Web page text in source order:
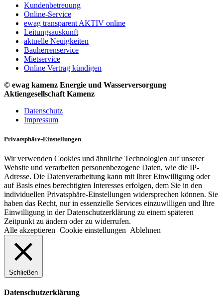
Kundenbetreuung
Online-Service
ewag transparent AKTIV online
Leitungsauskunft
aktuelle Neuigkeiten
Bauherrenservice
Mietservice
Online Vertrag kündigen
© ewag kamenz Energie und Wasserversorgung
Aktiengesellschaft Kamenz
Datenschutz
Impressum
Privatsphäre-Einstellungen
Wir verwenden Cookies und ähnliche Technologien auf unserer
Website und verarbeiten personenbezogene Daten, wie die IP-
Adresse. Die Datenverarbeitung kann mit Ihrer Einwilligung oder
auf Basis eines berechtigten Interesses erfolgen, dem Sie in den
individuellen Privatsphäre-Einstellungen widersprechen können. Sie
haben das Recht, nur in essenzielle Services einzuwilligen und Ihre
Einwilligung in der Datenschutzerklärung zu einem späteren
Zeitpunkt zu ändern oder zu widerrufen.
Alle akzeptieren Cookie einstellungen Ablehnen
Schließen
Datenschutzerklärung